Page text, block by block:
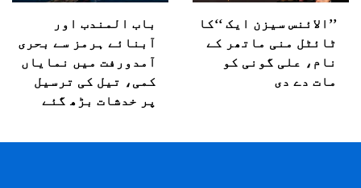
’’الائنس سیزن ایک ‘‘کا
ٹائٹل منی ماتھر کے
نام، علی گونی کو
مات دے دی
باب المندب اور
آبنائے ہرمز سے بحری
آمدورفت میں نمایاں
کمی، تیل کی ترسیل
پر خدشات بڑھ گئے